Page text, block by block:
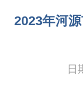
2023年河
日